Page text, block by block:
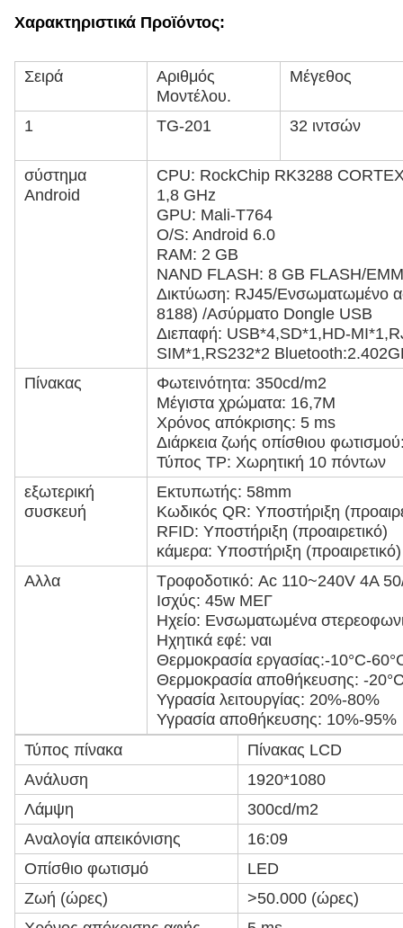
Χαρακτηριστικά Προϊόντος:
Σειρά
Αριθμός
Μοντέλου.
Μέγεθος
1 TG-201 32 ιντσών
σύστημα
Android
CPU: RockChip RK3288
1,8 GHz
GPU: Mali-T764
O/S: Android 6.0
RAM: 2 GB
NAND FLASH: 8 GB FLASH/
Δικτύωση: RJ45/Ενσωματωμένο
8188) /Ασύρματο Dongle USB
Διεπαφή: USB*4,SD*1,HD-
SIM*1,RS232*2
Πίνακας
Φωτεινότητα: 350cd/m2
Μέγιστα χρώματα: 16,7M
Χρόνος απόκρισης: 5 ms
Διάρκεια ζωής οπίσθιου
Τύπος TP: Χωρητική 10 πόντων
εξωτερική
συσκευή
Εκτυπωτής: 58mm
Κωδικός QR: Υποστήριξη
RFID: Υποστήριξη (προαιρετικό)
κάμερα: Υποστήριξη (προαιρετικό)
Αλλα
Τροφοδοτικό: Ac 110~240V 4A
Ισχύς: 45w ΜΕΓ
Ηχείο: Ενσωματωμένα
Ηχητικά εφέ: ναι
Θερμοκρασία εργασίας:-10°C-
Θερμοκρασία αποθήκευσης: -
Υγρασία λειτουργίας: 20%-80%
Υγρασία αποθήκευσης: 10%-95%
Τύπος πίνακα
Πίνακας LCD
Ανάλυση
1920*1080
Λάμψη
300cd/m2
Αναλογία απεικόνισης
16:09
Οπίσθιο φωτισμό
LED
Ζωή (ώρες)
>50.000 (ώρες)